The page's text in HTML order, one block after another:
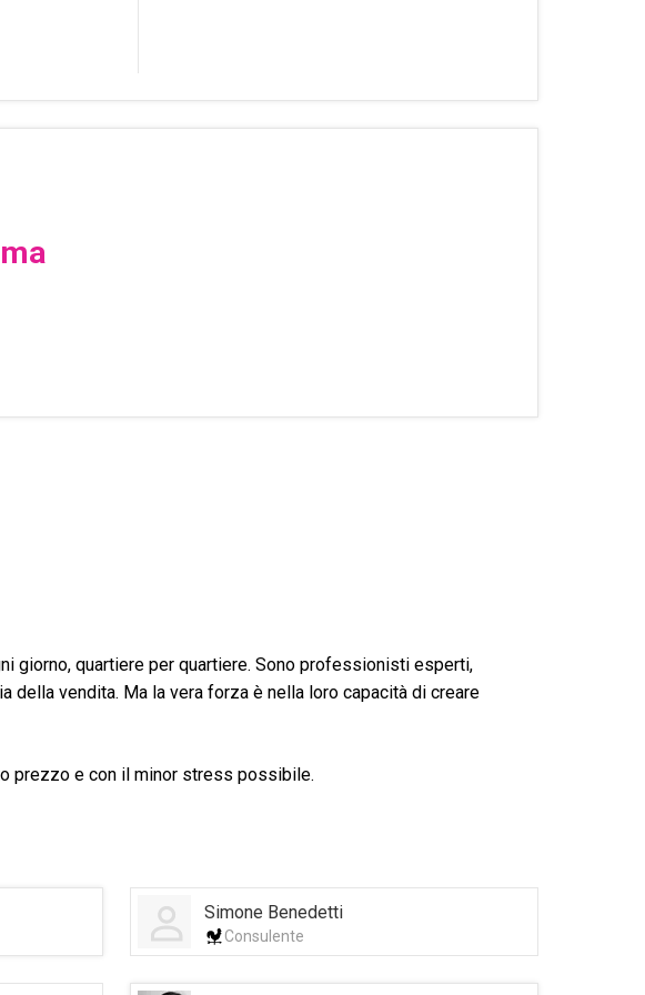
giorno, quartiere per quartiere. Sono professionisti esperti,
della vendita. Ma la vera forza è nella loro capacità di creare
prezzo e con il minor stress possibile.
Simone Benedetti
Consulente